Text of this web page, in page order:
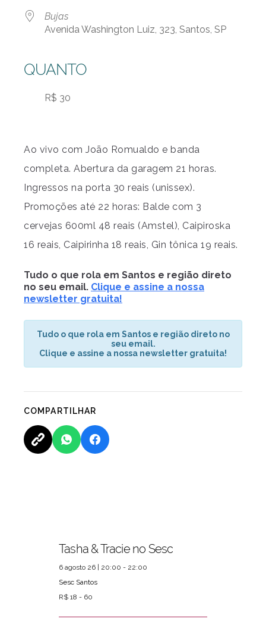
Bujas
Avenida Washington Luiz, 323, Santos, SP
QUANTO
R$ 30
Ao vivo com João Romualdo e banda
completa. Abertura da garagem 21 horas.
Ingressos na porta 30 reais (unissex).
Promoções até 22 horas: Balde com 3
cervejas 600ml 48 reais (Amstel), Caipiroska
16 reais, Caipirinha 18 reais, Gin tônica 19 reais.
Tudo o que rola em Santos e região direto
no seu email. Clique e assine a nossa
newsletter gratuita!
Tudo o que rola em Santos e região direto no
seu email.
Clique e assine a nossa newsletter gratuita!
COMPARTILHAR
Tasha & Tracie no Sesc
6 agosto 26 | 20:00 - 22:00
Sesc Santos
R$ 18 - 60